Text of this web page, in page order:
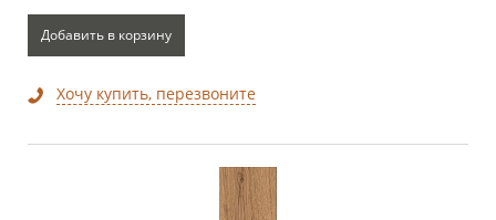
Добавить в корзину
Хочу купить, перезвоните